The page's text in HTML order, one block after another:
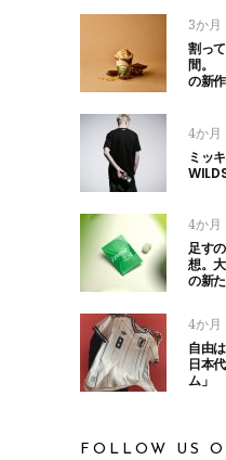
3か月
割っ
間
の新
4か月
ミッ
4か月
足す
想。
の新
4か月
自由
日本
ム」
FOLLOW US